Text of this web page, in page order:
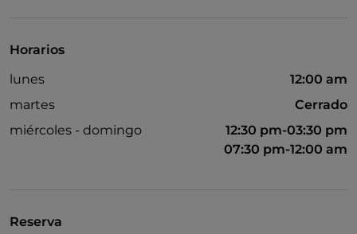
Horarios
lunes
12:00 am
martes
Cerrado
miércoles - domingo
12:30 pm-03:30 pm
07:30 pm-12:00 am
Reserva